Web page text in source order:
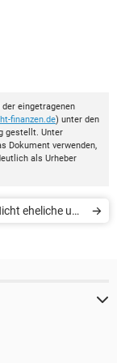
eingetragenen
finanzen.de) unter den
gestellt. Unter
Dokument verwenden,
als Urheber
eheliche und